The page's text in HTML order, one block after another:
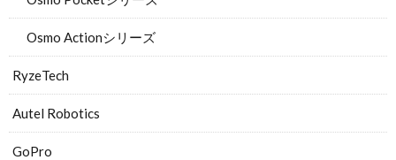
Osmo Actionシリーズ
RyzeTech
Autel Robotics
GoPro